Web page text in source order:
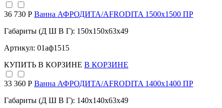
36 730 Р Ванна АФРОДИТА/AFRODITA 1500х1500 ПР
Габариты (Д Ш В Г): 150x150x63x49
Артикул: 01аф1515
КУПИТЬ В КОРЗИНЕ В КОРЗИНЕ
33 360 Р Ванна АФРОДИТА/AFRODITA 1400х1400 ПР
Габариты (Д Ш В Г): 140x140x63x49